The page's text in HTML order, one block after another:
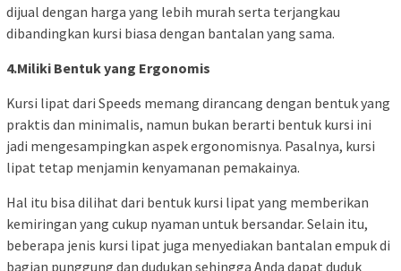
dijual dengan harga yang lebih murah serta terjangkau
dibandingkan kursi biasa dengan bantalan yang sama.
4.Miliki Bentuk yang Ergonomis
Kursi lipat dari Speeds memang dirancang dengan bentuk yang
praktis dan minimalis, namun bukan berarti bentuk kursi ini
jadi mengesampingkan aspek ergonomisnya. Pasalnya, kursi
lipat tetap menjamin kenyamanan pemakainya.
Hal itu bisa dilihat dari bentuk kursi lipat yang memberikan
kemiringan yang cukup nyaman untuk bersandar. Selain itu,
beberapa jenis kursi lipat juga menyediakan bantalan empuk di
bagian punggung dan dudukan sehingga Anda dapat duduk